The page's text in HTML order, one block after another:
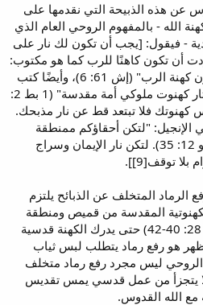
عن هذه الذبيحة التي نقدمها على
كهنة الله - بالمفهوم الروحي العام الذي
- فيقول: [يجب أن تكون لك نار على
أن تكون كاهنًا للرب كما هو مكتوب:
"أما أنتم (كلكم) فتدعون كهنة الرب" (إش 61: 6)، وأيضًا كتب
عنكم أنكم: "جنس مختار كهنوت ملوكي أمة مقدسة" (1 بط 2:
كهنوتك فلا تبتعد قط عن نار مذبحك.
"لتكن أحقاؤكم ممنطقة
ومصابيحكم موقدة" (لو 12: 35). لتكن نار الإيمان وسراج
توقف[9]].
الرماد المتخلف عن الذبائح يلتزم
المقدسة من قميص ومنطقة
وسروال وقلنسوة (خر 28: 40-42) حتى يدرك الكهنة قدسية
هو رفع رماد يتطلب لبس ثياب
ليس مجرد رفع رماد متخلف
يتجزأ من عمل قدسي يمس تقديس
مع الله القدوس.